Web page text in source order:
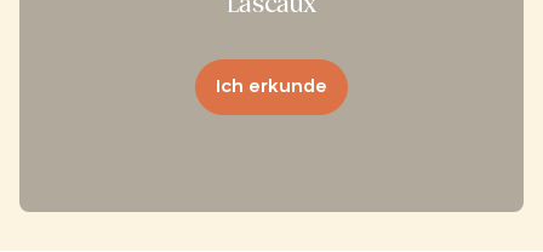
Lascaux
Ich erkunde